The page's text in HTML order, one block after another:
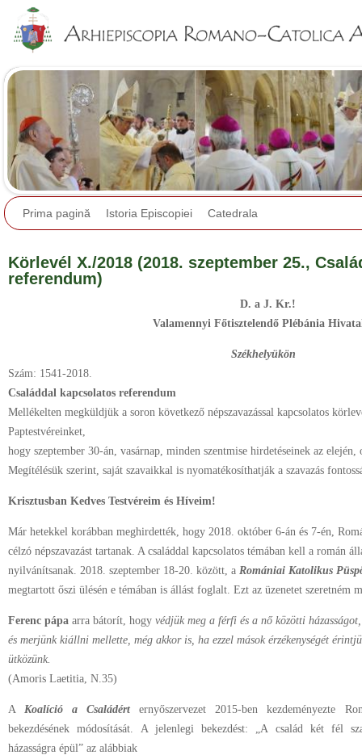
Prima pagină Istoria Episcopiei Catedrala
Körlevél X./2018 (2018. szeptember 25.,
referendum)
D. a J. Kr.!
Valamennyi Főtisztelendő Plébánia
Székhelyükön
Szám: 1541-2018.
Családdal kapcsolatos referendum
Mellékelten megküldjük a soron következő népszavazással kapcsolatos
Paptestvéreinket,
hogy szeptember 30-án, vasárnap, minden szentmise hirdetéseinek az
Megítélésük szerint, saját szavaikkal is nyomatékosíthatják a szavazás
Krisztusban Kedves Testvéreim és Híveim!
Már hetekkel korábban meghirdették, hogy 2018. október 6-án és 7-én,
célzó népszavazást tartanak. A családdal kapcsolatos témában kell a román
nyilvánítsanak. 2018. szeptember 18-20. között, a Romániai Katolikus
megtartott őszi ülésén e témában is állást foglalt. Ezt az üzenetet szeretném
Ferenc pápa arra bátorít, hogy védjük meg a férfi és a nő közötti
és merjünk kiállni mellette, még akkor is, ha ezzel mások érzékenységét
ütközünk.
(Amoris Laetitia, N.35)
AKoalíció a Családérternyőszervezet 2015-ben kezdeményezte
bekezdésének módosítását. A jelenlegi bekezdést: „A család két fél
házasságra épül” az alábbiak